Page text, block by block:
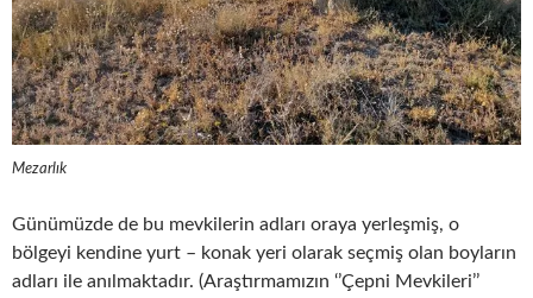
Mezarlık
Günümüzde de bu mevkilerin adları oraya yerleşmiş, o
bölgeyi kendine yurt – konak yeri olarak seçmiş olan boyların
adları ile anılmaktadır. (Araştırmamızın ‘’Çepni Mevkileri’’